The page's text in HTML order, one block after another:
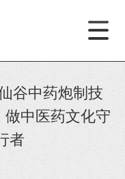
谷中药炮制技
做中医药文化守
者